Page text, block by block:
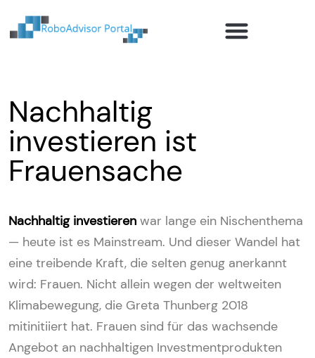
Nachhaltig
investieren ist
Frauensache
Nachhaltig investieren war lange ein Nischenthema
— heute ist es Mainstream. Und dieser Wandel hat
eine treibende Kraft, die selten genug anerkannt
wird: Frauen. Nicht allein wegen der weltweiten
Klimabewegung, die Greta Thunberg 2018
mitinitiiert hat. Frauen sind für das wachsende
Angebot an nachhaltigen Investmentprodukten